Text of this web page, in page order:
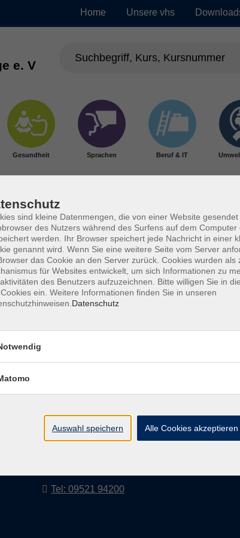
Home Unsere vhs
e. V
Gesundheit Sprachen Beruf & IT
Hofheimer Str. 20
97437 Haßfurt
Tel: 09521 94200
sind kleine Datenmengen, die von einer Website
des Nutzers während des Surfens auf dem Computer
werden. Ihr Browser speichert jede Nachricht in einer
genannt wird. Wenn Sie eine weitere Seite vom Server
das Cookie an den Server zurück. Cookies wurden als
für Websites entwickelt, um sich Informationen zu
des Benutzers aufzuzeichnen. Bitte willigen Sie in
ein. Weitere Informationen finden Sie in unseren
Datenschutz
Auswahl speichern Alle Cookies